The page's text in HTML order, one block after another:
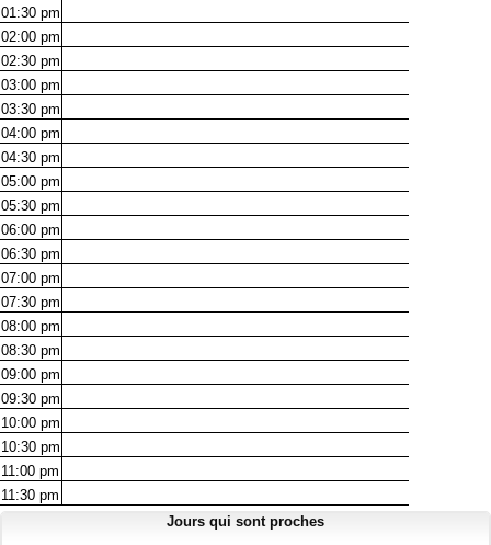
01:30 pm
02:00 pm
02:30 pm
03:00 pm
03:30 pm
04:00 pm
04:30 pm
05:00 pm
05:30 pm
06:00 pm
06:30 pm
07:00 pm
07:30 pm
08:00 pm
08:30 pm
09:00 pm
09:30 pm
10:00 pm
10:30 pm
11:00 pm
11:30 pm
Jours qui sont proches